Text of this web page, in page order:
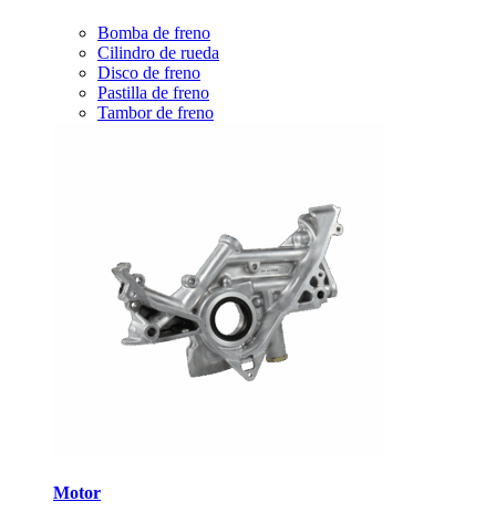
Bomba de freno
Cilindro de rueda
Disco de freno
Pastilla de freno
Tambor de freno
Motor